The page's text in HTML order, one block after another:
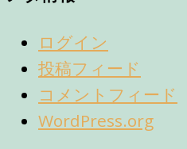
ログイン
投稿フィード
コメントフィード
WordPress.org